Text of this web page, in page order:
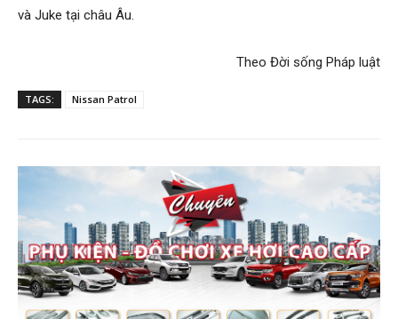
và Juke tại châu Âu.
Theo Đời sống Pháp luật​
TAGS: Nissan Patrol